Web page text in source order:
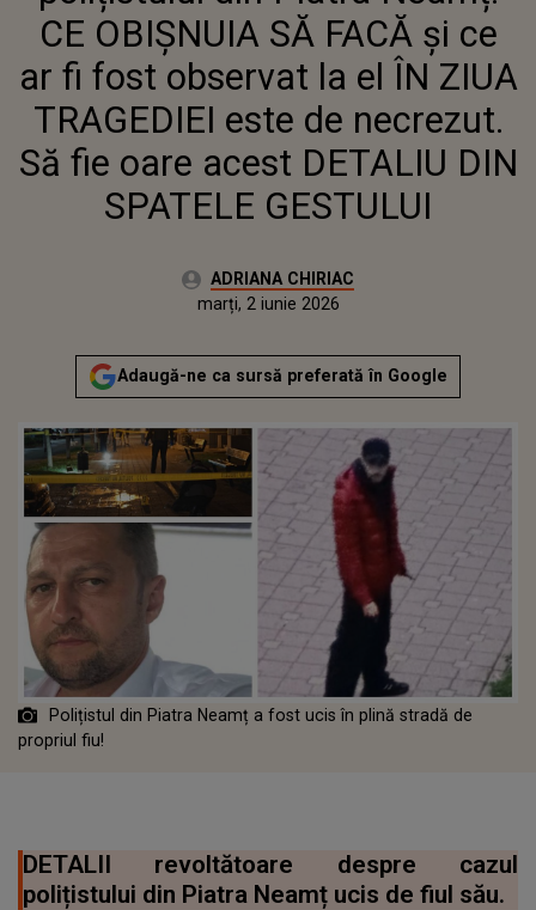
FIE OARE ACEST DETALIU DIN
SPATELE GESTULUI
CE OBIȘNUIA SĂ FACĂ și ce
ar fi fost observat la el ÎN ZIUA
TRAGEDIEI este de necrezut.
Să fie oare acest DETALIU DIN
SPATELE GESTULUI
Autor:ADRIANA CHIRIAC
Actualizat:
marți, 2 iunie 2026
Adaugă-ne ca sursă preferată în Google
Polițistul din Piatra Neamț a fost ucis în plină stradă de
propriul fiu!
DETALII revoltătoare despre cazul
polițistului din Piatra Neamț ucis de fiul său.